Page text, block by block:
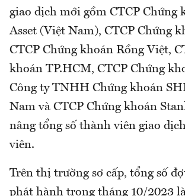
giao dịch mới gồm CTCP Chứng
Asset (Việt Nam), CTCP Chứng
CTCP Chứng khoán Rồng Việt,
khoán TP.HCM, CTCP Chứng
Công ty TNHH Chứng khoán
Nam và CTCP Chứng khoán
nâng tổng số thành viên giao
viên.
Trên thị trường sơ cấp, tổng số
phát hành trong tháng 10/2023